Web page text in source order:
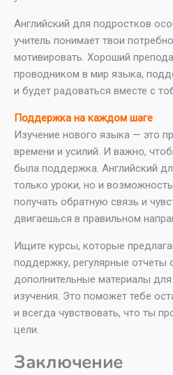
Английский для подростков
учитель понимает твои
мотивировать. Хороший
проводником в мир языка,
и будет радоваться вместе с
Поддержка на каждом шаге
Изучение нового языка — это
времени и усилий. И важно,
была поддержка. Английский
только уроки, но и
получать обратную связь и
двигаешься в правильном
Ищите курсы, которые
поддержку, регулярные отчеты
дополнительные материалы
изучения. Это поможет тебе
и всегда чувствовать, что ты
цели.
Заключение